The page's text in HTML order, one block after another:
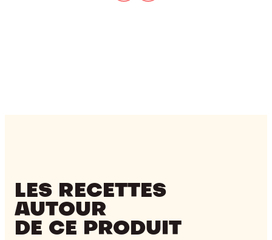
LES RECETTES
AUTOUR
DE CE PRODUIT